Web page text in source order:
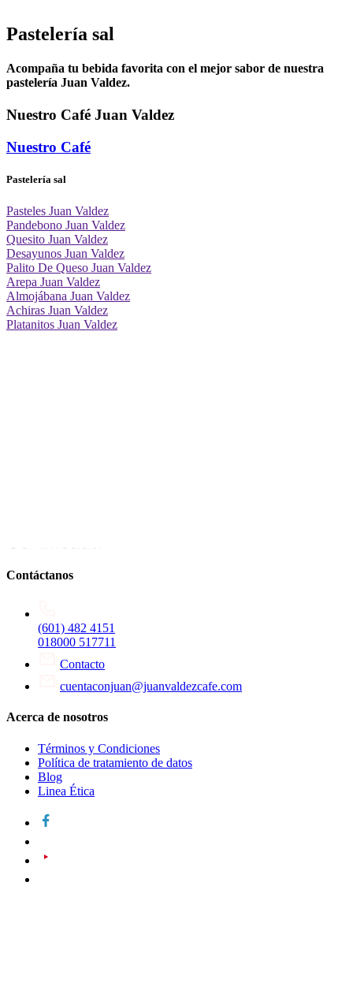
Pastelería sal
Acompaña tu bebida favorita con el mejor sabor de nuestra
pastelería Juan Valdez.
Nuestro Café Juan Valdez
Nuestro Café
Pastelería sal
Pasteles Juan Valdez
Pandebono Juan Valdez
Quesito Juan Valdez
Desayunos Juan Valdez
Palito De Queso Juan Valdez
Arepa Juan Valdez
Almojábana Juan Valdez
Achiras Juan Valdez
Platanitos Juan Valdez
Contáctanos
(601) 482 4151
018000 517711
Contacto
cuentaconjuan@juanvaldezcafe.com
Acerca de nosotros
Términos y Condiciones
Política de tratamiento de datos
Blog
Linea Ética